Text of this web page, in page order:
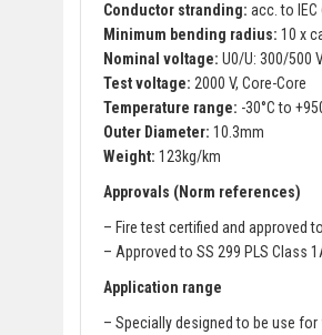
Conductor stranding: acc. to IEC
Minimum bending radius: 10 x
Nominal voltage: U0/U: 300/500
Test voltage: 2000 V, Core-Core
Temperature range: -30°C to
Outer Diameter: 10.3mm
Weight: 123kg/km
Approvals (Norm references)
– Fire test certified and approved
– Approved to SS 299 PLS Class
Application range
– Specially designed to be use